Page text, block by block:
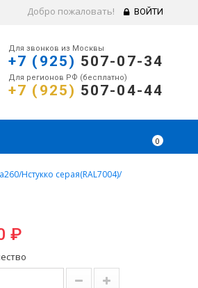
Добро пожаловать! ВОЙТИ
Для звонков из Москвы
+7 (925) 507-07-34
Для регионов РФ (бесплатно)
+7 (925) 507-04-44
0
Нстукко серая(RAL7004)/
₽